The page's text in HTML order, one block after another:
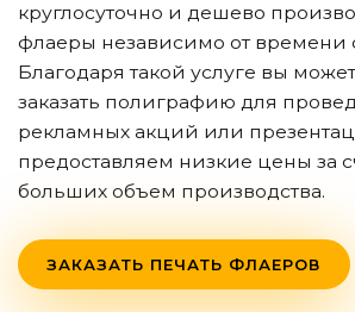
круглосуточно и дешево
флаеры независимо от времени
Благодаря такой услуге вы
заказать полиграфию для
рекламных акций или
предоставляем низкие цены за
больших объем производства.
ЗАКАЗАТЬ ПЕЧАТЬ ФЛАЕРОВ